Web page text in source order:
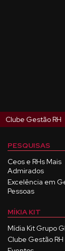
Clube Gestão RH
PESQUISAS
Ceos e RHs Mais
Admirados
Excelência em
Pessoas
MÍKIA KIT
Mídia Kit Grupo
Clube Gestão RH